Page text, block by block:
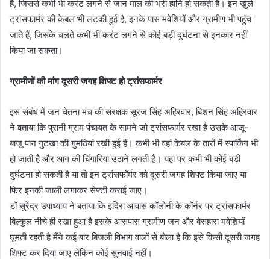
हैं, जिससे कभी भी करंट लगने से जान माल की भरी हानि हो सकती है। इन खुले
ट्रांसफार्मर की केबल भी लटकी हुई है, इनके पास मवेशियों और ग्रामीण भी पहुंच
जाते हैं, जिसके चलते कभी भी करंट लगने से कोई बड़ी दुर्घटना से इनकार नहीं
किया जा सकता।
ग्रामीणों की मांग दूसरी जगह शिफ्ट हो ट्रांसफार्मर
इस संबंध में जन चेतना मंच की संरक्षक सूरज सिंह अहिरवार, बिशन सिंह अहिरवार
ने बताया कि पुरानी ग्राम पंचायत के सामने जो ट्रांसफार्मर रखा है उसके आजू-
बाजू पान गुटखा की गुमठियां रखी हुई हैं। कभी भी वहां केबल के तारों में स्पार्किंग भी
हो जाती है और आग की चिंगारियां उठाने लगती हैं। यहां पर कभी भी कोई बड़ी
दुर्घटना हो सकती है या तो इन ट्रांसफॉर्मर को दूसरी जगह शिफ्ट किया जाए या
फिर इनकी जाली लगाकर सेफ्टी कराई जाए।
डॉ सुरेंद्र उपाध्याय ने बताया कि इंदिरा आवास कॉलोनी के कॉर्नर पर ट्रांसफार्मर
बिल्कुल नीचे ही रखा हुआ है इसके आसपास ग्रामीण जन और बेसहारा मवेशियों
घूमती रहती है मैंने कई बार बिजली विभाग वालों से बोला है कि इसे किसी दूसरी जगह
शिफ्ट कर दिया जाए लेकिन कोई सुनवाई नहीं।